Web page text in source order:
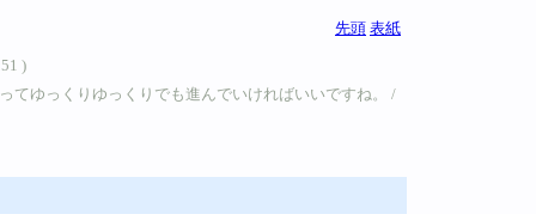
先頭 表紙
)
てゆっくりゆっくりでも進んでいければいいですね。 /